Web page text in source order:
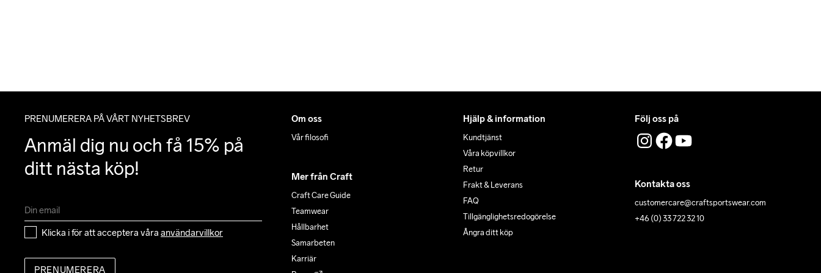
PRENUMERERA PÅ VÅRT NYHETSBREV
Anmäl dig nu och få 15% på
ditt nästa köp!
Klicka i för att acceptera våra användarvillkor
PRENUMERERA
Om oss
Vår filosofi
Mer från Craft
Craft Care Guide
Teamwear
Hållbarhet
Samarbeten
Karriär
Hjälp & information
Kundtjänst
Våra köpvillkor
Retur
Frakt & Leverans
FAQ
Tillgänglighets­redogörelse
Ångra ditt köp
Följ oss på
Kontakta oss
customercare@craftsportswear.com
+46 (0) 33 722 32 10